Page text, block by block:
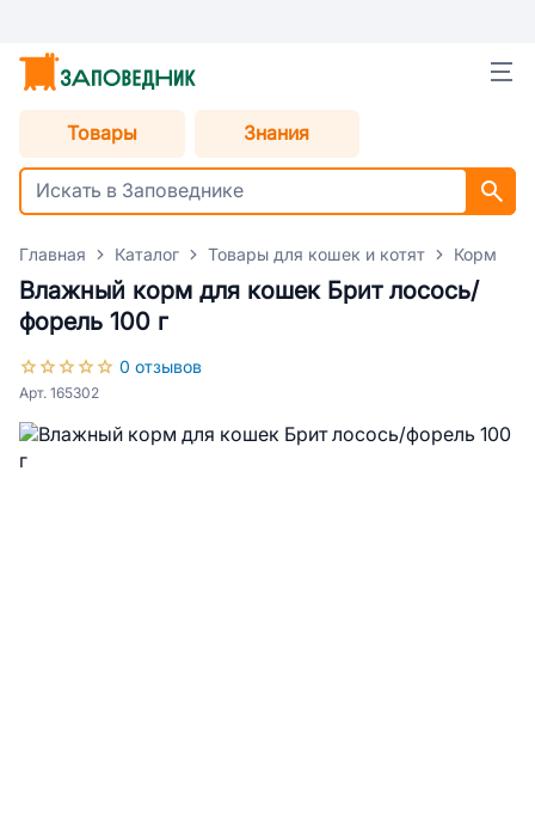
Товары Знания
Главная Каталог Товары для кошек и котят Корм
Влажный корм для кошек Брит лосось/
форель 100 г
0 отзывов
Арт. 165302